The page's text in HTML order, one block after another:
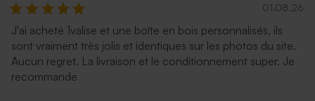
01.08.26
J'ai acheté 1valise et une boîte en bois personnalisés, ils
sont vraiment très jolis et identiques sur les photos du site.
Aucun regret. La livraison et le conditionnement super. Je
recommande